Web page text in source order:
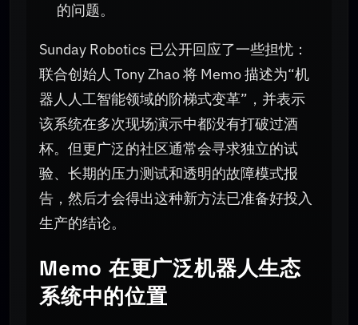
的问题。
Sunday Robotics 已公开回应了一些担忧：
联合创始人 Tony Zhao 将 Memo 描述为“机
器人人工智能领域的阶梯式变革”，并表示
该系统在多次现场演示中都没有打破过酒
杯。但更广泛的社区通常会寻求独立的试
验、长期的压力测试和透明的故障模式报
告，然后才会得出这种新方法已准备好投入
生产的结论。
Memo 在更广泛机器人生态
系统中的位置